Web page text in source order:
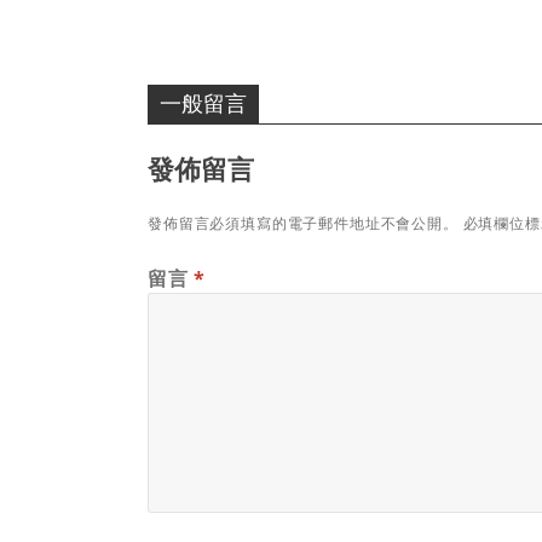
一般留言
發佈留言
發佈留言必須填寫的電子郵件地址不會公開。 必填欄位
留言 *